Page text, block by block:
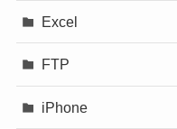
Excel
FTP
iPhone